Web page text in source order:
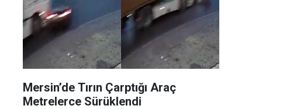
Mersin’de Tırın Çarptığı Araç
Metrelerce Sürüklendi